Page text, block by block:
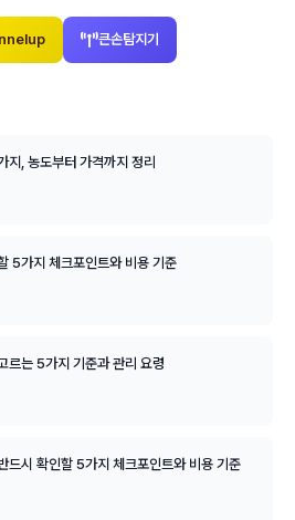
큰손탐지기
지, 농도부터 가격까지 정리
5가지 체크포인트와 비용 기준
르는 5가지 기준과 관리 요령
드시 확인할 5가지 체크포인트와 비용 기준